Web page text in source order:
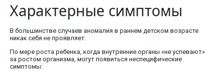
Характерные симптомы
В большинстве случаев аномалия в раннем детском возрасте
никак себя не проявляет.
По мере роста ребенка, когда внутренние органы «не успевают»
за ростом организма, могут появиться неспецифические
симптомы: